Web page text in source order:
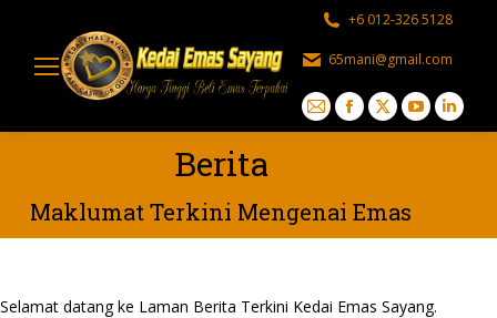
+6 012-326 5128
65mani@gmail.com
Mail
in
new
Facebook
in
new
X
in
new
YouTube
newnew
Berita
Maklumat Terkini Mengenai Emas
Selamat datang ke Laman Berita Terkini Kedai Emas Sayang.